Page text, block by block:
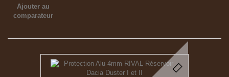
Ajouter au
comparateur